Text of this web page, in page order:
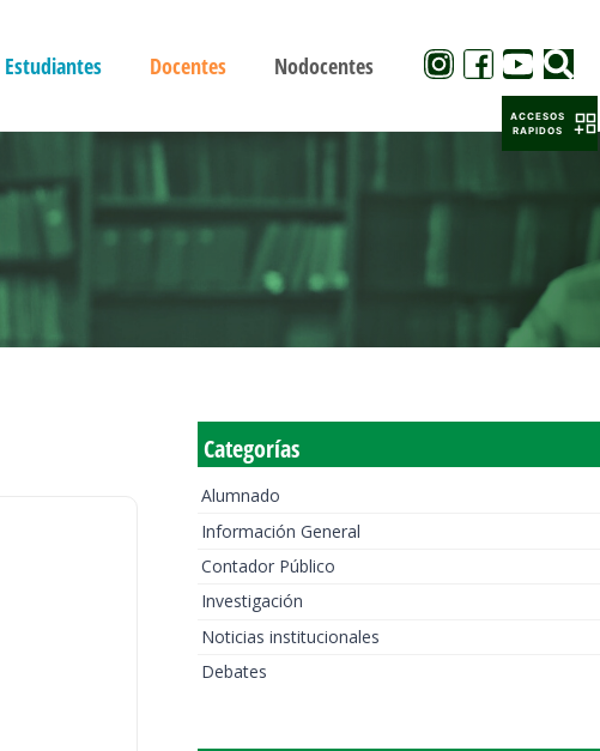
Estudiantes Docentes Nodocentes
Categorías
Alumnado
Información General
Contador Público
Investigación
Noticias institucionales
Debates
ACCESOS
RAPIDOS